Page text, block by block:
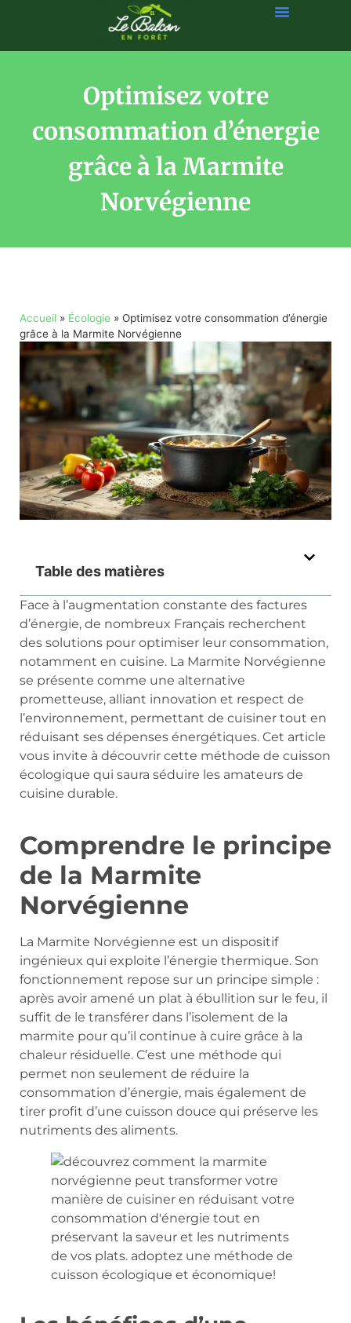
Optimisez votre
consommation d’énergie
grâce à la Marmite
Norvégienne
Accueil » Écologie » Optimisez votre consommation d’énergie
grâce à la Marmite Norvégienne
Table des matières
Face à l’augmentation constante des factures
d’énergie, de nombreux Français recherchent
des solutions pour optimiser leur consommation,
notamment en cuisine. La Marmite Norvégienne
se présente comme une alternative
prometteuse, alliant innovation et respect de
l’environnement, permettant de cuisiner tout en
réduisant ses dépenses énergétiques. Cet article
vous invite à découvrir cette méthode de cuisson
écologique qui saura séduire les amateurs de
cuisine durable.
Comprendre le principe
de la Marmite
Norvégienne
La Marmite Norvégienne est un dispositif
ingénieux qui exploite l’énergie thermique. Son
fonctionnement repose sur un principe simple :
après avoir amené un plat à ébullition sur le feu, il
suffit de le transférer dans l’isolement de la
marmite pour qu’il continue à cuire grâce à la
chaleur résiduelle. C’est une méthode qui
permet non seulement de réduire la
consommation d’énergie, mais également de
tirer profit d’une cuisson douce qui préserve les
nutriments des aliments.